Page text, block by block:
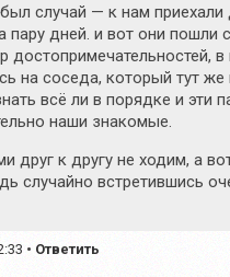
случай — к нам приехали
пару дней. и вот они пошли
достопримечательностей,
на соседа, который тут
всё ли в порядке и эти
наши знакомые.
друг к другу не ходим, а
случайно встретившись
• Ответить